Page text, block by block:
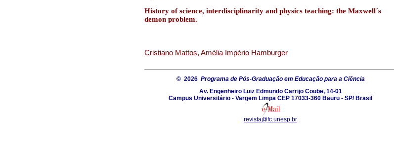
History of science, interdisciplinarity and physics teaching: the Maxwell´s
demon problem.
Cristiano Mattos, Amélia Império Hamburger
© 2026 Programa de Pós-Graduação em Educação para a Ciência
Av. Engenheiro Luiz Edmundo Carrijo Coube, 14-01
Campus Universitário - Vargem Limpa CEP 17033-360 Bauru - SP/ Brasil
revista@fc.unesp.br